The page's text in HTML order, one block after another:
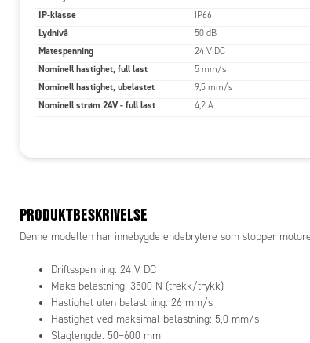
IP-klasse IP66
Lydnivå 50 dB
Matespenning 24 V DC
Nominell hastighet, full last 5 mm/s
Nominell hastighet, ubelastet 9,5 mm/s
Nominell strøm 24V - full last 4,2 A
PRODUKTBESKRIVELSE
Denne modellen har innebygde endebrytere som stopper
Driftsspenning: 24 V DC
Maks belastning: 3500 N (trekk/trykk)
Hastighet uten belastning: 26 mm/s
Hastighet ved maksimal belastning: 5,0 mm/s
Slaglengde: 50–600 mm